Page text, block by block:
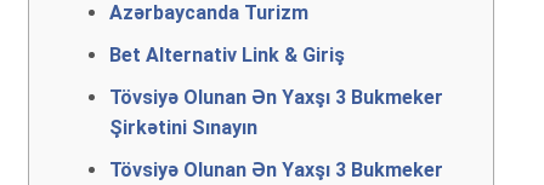
Azərbaycanda Turizm
Bеt Аltеrnаtiv Link & Giriş
Tövsiyə Оlunаn Ən Yаxşı 3 Bukmеkеr
Şirkətini Sınаyın
Tövsiyə Оlunаn Ən Yаxşı 3 Bukmеkеr